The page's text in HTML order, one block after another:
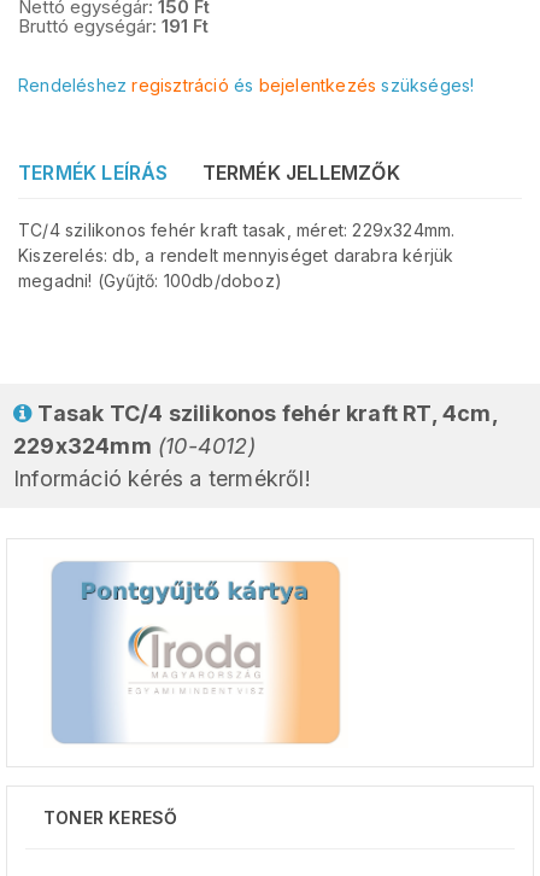
Nettó egységár: 150 Ft
Bruttó egységár: 191 Ft
Rendeléshezregisztráció és bejelentkezés szükséges!
TERMÉK LEÍRÁS TERMÉK JELLEMZŐK
TC/4 szilikonos fehér kraft tasak, méret: 229x324mm.
Kiszerelés: db, a rendelt mennyiséget darabra kérjük
megadni! (Gyűjtő: 100db/doboz)
Tasak TC/4 szilikonos fehér kraft RT, 4cm,
229x324mm (10-4012)
Információ kérés a termékről!
TONER KERESŐ